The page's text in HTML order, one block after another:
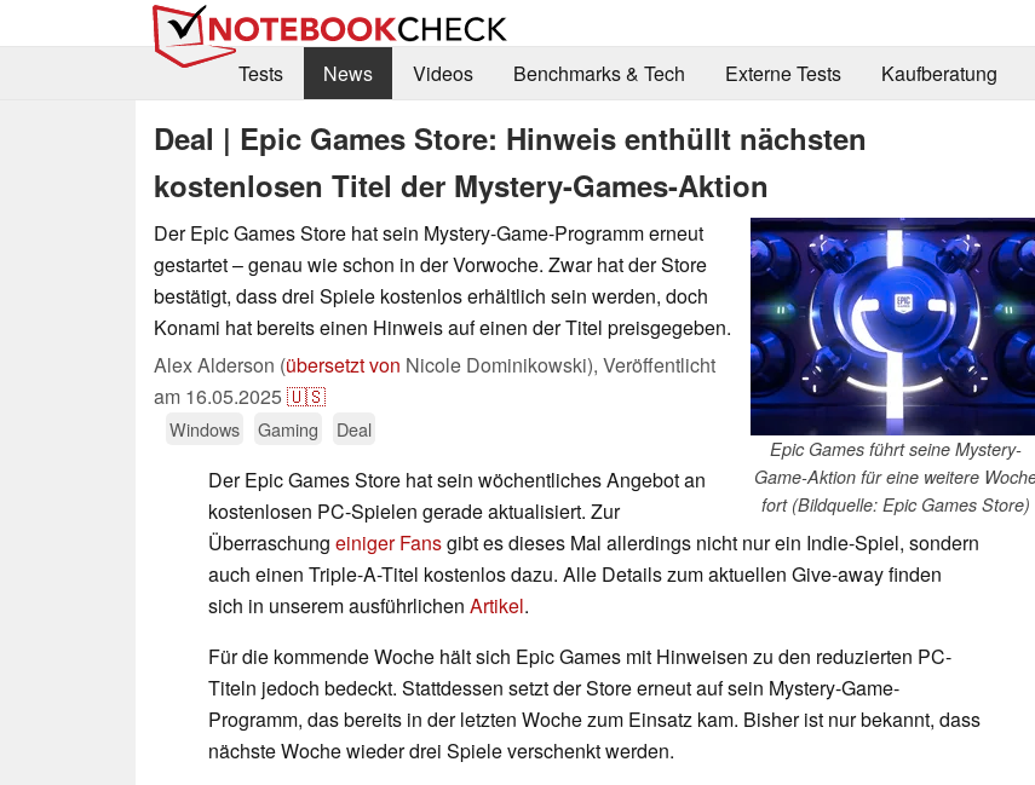
Tests
News Videos Benchmarks & Tech Externe Tests Kaufberatung
Deal | Epic Games Store: Hinweis enthüllt nächsten
kostenlosen Titel der Mystery-Games-Aktion
Epic Games führt seine Mystery-
Game-Aktion für eine weitere
fort (Bildquelle: Epic Games Store)
Der Epic Games Store hat sein Mystery-Game-Programm erneut
gestartet – genau wie schon in der Vorwoche. Zwar hat der Store
bestätigt, dass drei Spiele kostenlos erhältlich sein werden, doch
Konami hat bereits einen Hinweis auf einen der Titel preisgegeben.
Alex Alderson (übersetzt von Nicole Dominikowski), Veröffentlicht
am 16.05.2025🇺🇸
Windows Gaming Deal
Der Epic Games Store hat sein wöchentliches Angebot an
kostenlosen PC-Spielen gerade aktualisiert. Zur
Überraschung einiger Fansgibt es dieses Mal allerdings nicht nur ein Indie-Spiel, sondern
auch einen Triple-A-Titel kostenlos dazu. Alle Details zum aktuellen Give-away finden
sich in unserem ausführlichen Artikel.
Für die kommende Woche hält sich Epic Games mit Hinweisen zu den reduzierten PC-
Titeln jedoch bedeckt. Stattdessen setzt der Store erneut auf sein Mystery-Game-
Programm, das bereits in der letzten Woche zum Einsatz kam. Bisher ist nur bekannt, dass
nächste Woche wieder drei Spiele verschenkt werden.